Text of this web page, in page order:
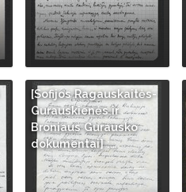
[Sofijos Ragauskaitės-
Gurauskienės ir
Broniaus Gurausko
dokumentai] :…